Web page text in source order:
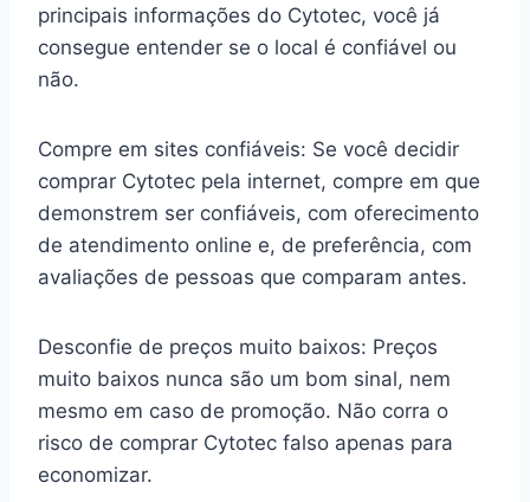
principais informações do Cytotec, você já
consegue entender se o local é confiável ou
não.
Compre em sites confiáveis: Se você decidir
comprar Cytotec pela internet, compre em que
demonstrem ser confiáveis, com oferecimento
de atendimento online e, de preferência, com
avaliações de pessoas que comparam antes.
Desconfie de preços muito baixos: Preços
muito baixos nunca são um bom sinal, nem
mesmo em caso de promoção. Não corra o
risco de comprar Cytotec falso apenas para
economizar.